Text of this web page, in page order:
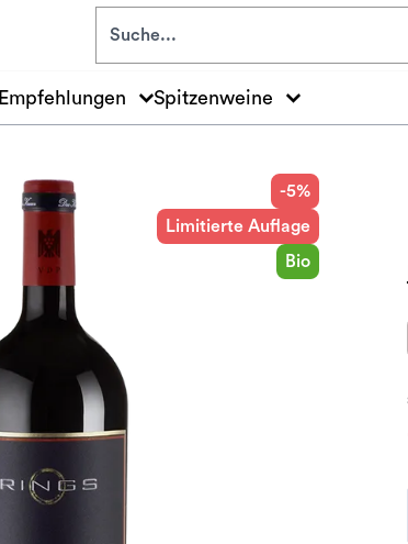
Empfehlungen Spitzenweine
-5%
Limitierte Auflage
Bio